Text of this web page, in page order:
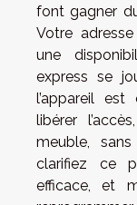
font gagner
Votre
une
express se
l’appareil
libérer
meuble,
clarifiez ce
efficace, et